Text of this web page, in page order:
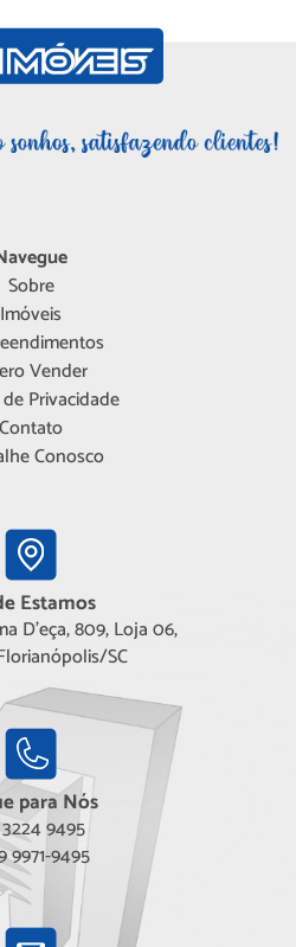
Sobre
Imóveis
Vender
Privacidade
Contato
Conosco
Estamos
D'eça, 809, Loja 06,
SC
para Nós
9495
9971-9495